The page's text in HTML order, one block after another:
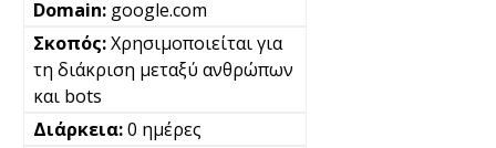
google.com
Χρησιμοποιείται για
τη διάκριση μεταξύ ανθρώπων
και bots
0 ημέρες